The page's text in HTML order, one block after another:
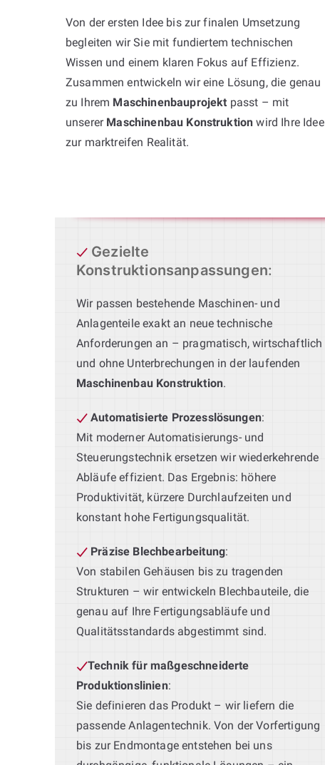
Von der ersten Idee bis zur finalen Umsetzung
begleiten wir Sie mit fundiertem technischen
Wissen und einem klaren Fokus auf Effizienz.
Zusammen entwickeln wir eine Lösung, die genau
zu Ihrem Maschinenbauprojekt passt – mit
unserer Maschinenbau Konstruktion wird Ihre Idee
zur marktreifen Realität.
Gezielte
Konstruktionsanpassungen:
Wir passen bestehende Maschinen- und
Anlagenteile exakt an neue technische
Anforderungen an – pragmatisch, wirtschaftlich
und ohne Unterbrechungen in der laufenden
Maschinenbau Konstruktion.
Automatisierte Prozesslösungen:
Mit moderner Automatisierungs- und
Steuerungstechnik ersetzen wir wiederkehrende
Abläufe effizient. Das Ergebnis: höhere
Produktivität, kürzere Durchlaufzeiten und
konstant hohe Fertigungsqualität.
Präzise Blechbearbeitung:
Von stabilen Gehäusen bis zu tragenden
Strukturen – wir entwickeln Blechbauteile, die
genau auf Ihre Fertigungsabläufe und
Qualitätsstandards abgestimmt sind.
Technik für maßgeschneiderte
Produktionslinien:
Sie definieren das Produkt – wir liefern die
passende Anlagentechnik. Von der Vorfertigung
bis zur Endmontage entstehen bei uns